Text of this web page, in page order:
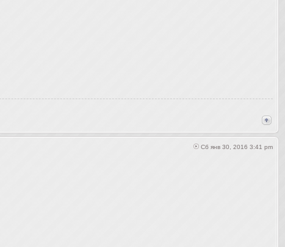
Сб янв 30, 2016 3:41 pm